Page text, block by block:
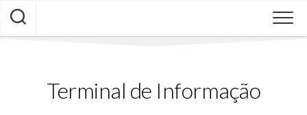
Skip
content
Terminal de Informação